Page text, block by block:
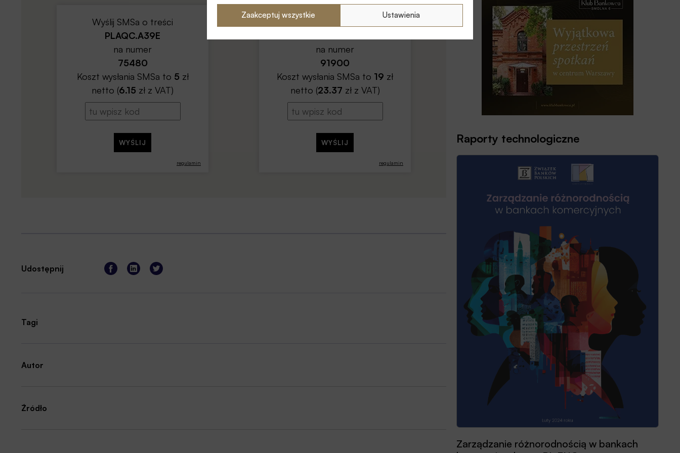
Zaakceptuj wszystkie Ustawienia
regulamin
Wyślij SMSa o treści
PLAQC.A39E
na numer
75480
Koszt wysłania SMSa to 5 zł
netto (6.15 zł z VAT)
regulamin
Wyślij SMSa o treści
na numer
91900
Koszt wysłania SMSa to 19 zł
netto (23.37 zł z VAT)
Udostępnij
Tagi
Autor
Źródło
Raporty technologiczne
Zarządzanie różnorodnością w bankach